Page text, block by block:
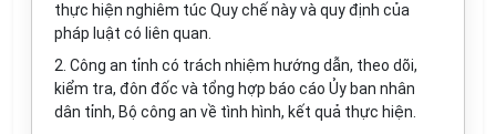
thực hiện nghiêm túc Quy chế này và quy định của
pháp luật có liên quan.
2. Công an tỉnh có trách nhiệm hướng dẫn, theo dõi,
kiểm tra, đôn đốc và tổng hợp báo cáo Ủy ban nhân
dân tỉnh, Bộ công an về tình hình, kết quả thực hiện.